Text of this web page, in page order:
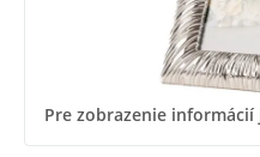
Pre zobrazenie